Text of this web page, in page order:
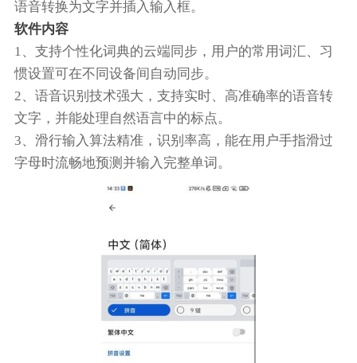
语音转换为文字并插入输入框。
软件内容
1、支持个性化词典的云端同步，用户的常用词汇、习
惯设置可在不同设备间自动同步。
2、语音识别技术强大，支持实时、高准确率的语音转
文字，并能处理自然语言中的标点。
3、滑行输入算法精准，识别率高，能在用户手指滑过
字母时流畅地预测并输入完整单词。